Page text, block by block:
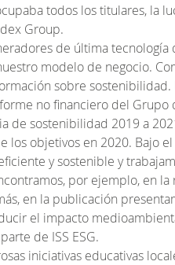
todos los titulares, la
Group.
de última
modelo de negocio.
sobre
no financiero del
de sostenibilidad 2019 a
los objetivos en 2020. Bajo
y sostenible y
por ejemplo, en
en la publicación
el impacto
de ISS ESG.
iniciativas educativas